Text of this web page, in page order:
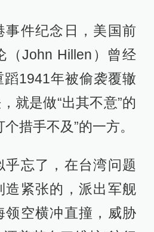
事件纪念日，美国前
（John Hillen）曾经
1941年被偷袭覆辙
就是做“出其不意”的
措手不及”的一方。
乎忘了，在台湾问题
造紧张的，派出军舰
领空横冲直撞，威胁